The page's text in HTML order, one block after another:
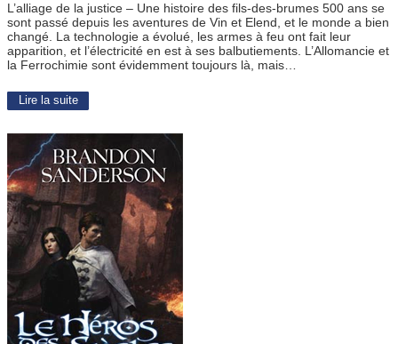
L’alliage de la justice – Une histoire des fils-des-brumes 500 ans se
sont passé depuis les aventures de Vin et Elend, et le monde a bien
changé. La technologie a évolué, les armes à feu ont fait leur
apparition, et l’électricité en est à ses balbutiements. L’Allomancie et
la Ferrochimie sont évidemment toujours là, mais…
Lire la suite